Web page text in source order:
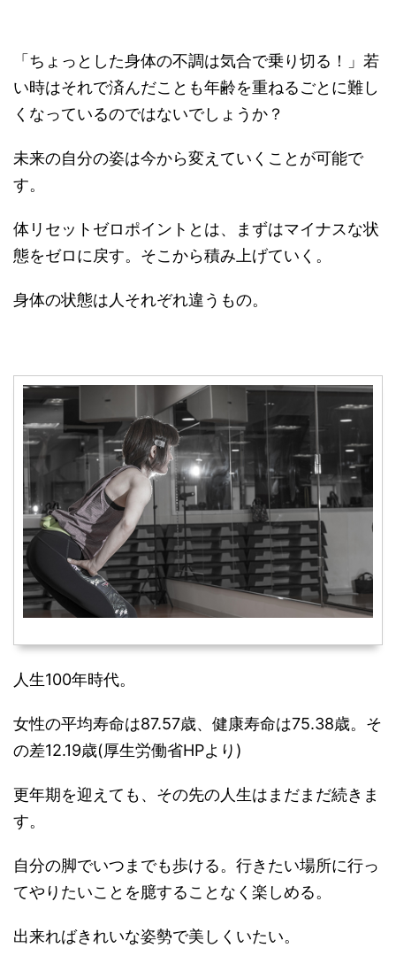
「ちょっとした身体の不調は気合で乗り切る！」若
い時はそれで済んだことも年齢を重ねるごとに難し
くなっているのではないでしょうか？
未来の自分の姿は今から変えていくことが可能で
す。
体リセットゼロポイントとは、まずはマイナスな状
態をゼロに戻す。そこから積み上げていく。
身体の状態は人それぞれ違うもの。
人生100年時代。
女性の平均寿命は87.57歳、健康寿命は75.38歳。そ
の差12.19歳(厚生労働省HPより)
更年期を迎えても、その先の人生はまだまだ続きま
す。
自分の脚でいつまでも歩ける。行きたい場所に行っ
てやりたいことを臆することなく楽しめる。
出来ればきれいな姿勢で美しくいたい。